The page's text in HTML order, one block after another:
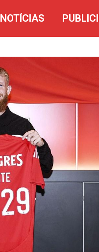
NOTÍCIAS